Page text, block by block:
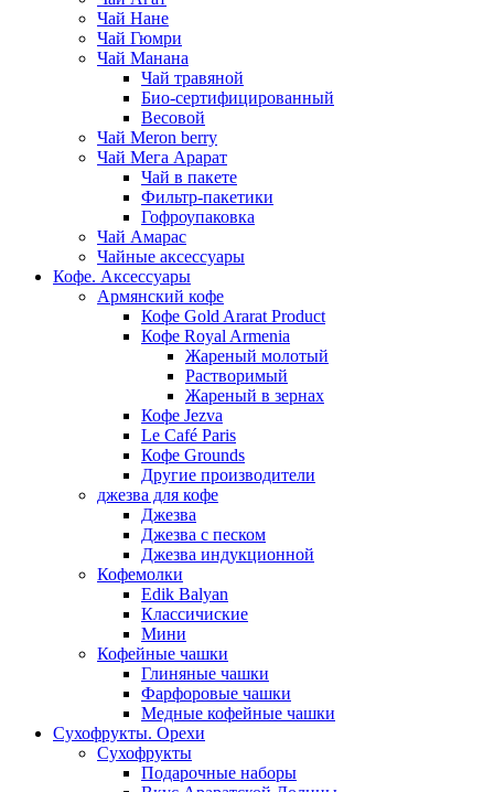
Чай Нане
Чай Гюмри
Чай Манана
Чай травяной
Био-сертифицированный
Весовой
Чай Meron berry
Чай Мега Арарат
Чай в пакете
Фильтр-пакетики
Гофроупаковка
Чай Амарас
Чайные аксессуары
Кофе. Аксессуары
Армянский кофе
Кофе Gold Ararat Product
Кофе Royal Armenia
Жареный молотый
Растворимый
Жареный в зернах
Кофе Jezva
Le Café Paris
Кофе Grounds
Другие производители
джезва для кофе
Джезва
Джезва с песком
Джезва индукционной
Кофемолки
Edik Balyan
Классичиские
Мини
Кофейные чашки
Глиняные чашки
Фарфоровые чашки
Медные кофейные чашки
Сухофрукты. Орехи
Сухофрукты
Подарочные наборы